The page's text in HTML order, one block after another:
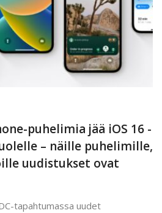
puhelimia jää iOS 16 -
– näille puhelimille,
uudistukset ovat
tapahtumassa uudet